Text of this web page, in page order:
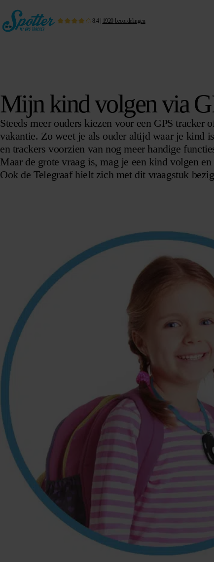
8.4| 1920 beoordelingen
Mijn kind volgen via
Steeds meer ouders kiezen voor een GPS tracker
vakantie. Zo weet je als ouder altijd waar je kind
en trackers voorzien van nog meer handige
Maar de grote vraag is, mag je een kind volgen
Ook de Telegraaf hielt zich met dit vraagstuk